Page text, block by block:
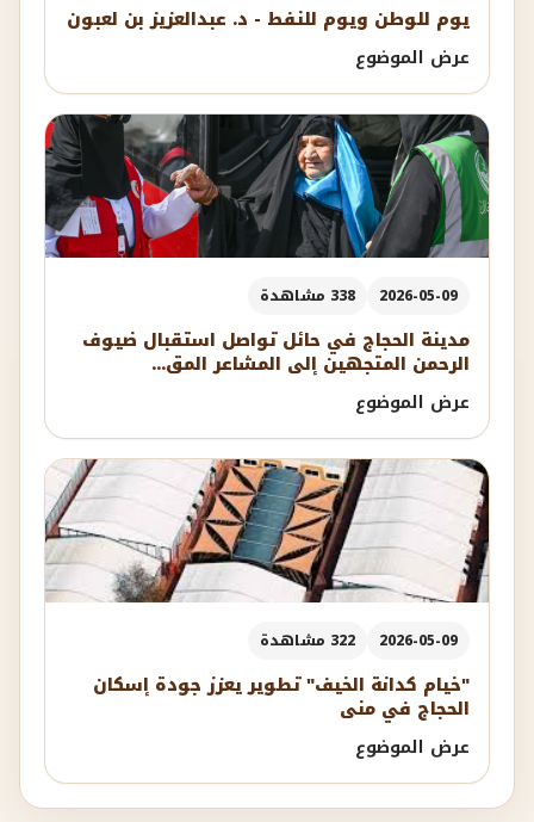
يوم للوطن ويوم للنفط - د. عبدالعزيز بن لعبون
عرض الموضوع
2026-05-09 338 مشاهدة
مدينة الحجاج في حائل تواصل استقبال ضيوف
الرحمن المتجهين إلى المشاعر المق...
عرض الموضوع
2026-05-09 322 مشاهدة
"خيام كدانة الخيف" تطوير يعزز جودة إسكان
الحجاج في منى
عرض الموضوع